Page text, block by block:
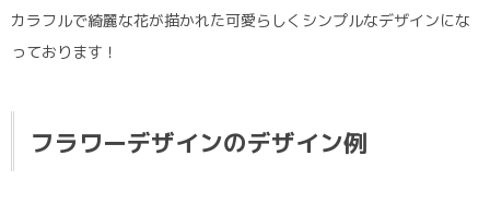
カラフルで綺麗な花が描かれた可愛らしくシンプルなデザインにな
っております！
フラワーデザインのデザイン例